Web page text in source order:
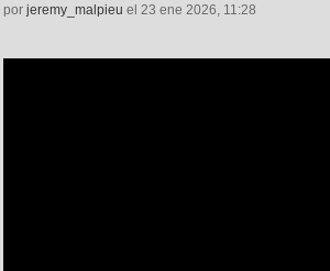
por jeremy_malpieu el 23 ene 2026, 11:28